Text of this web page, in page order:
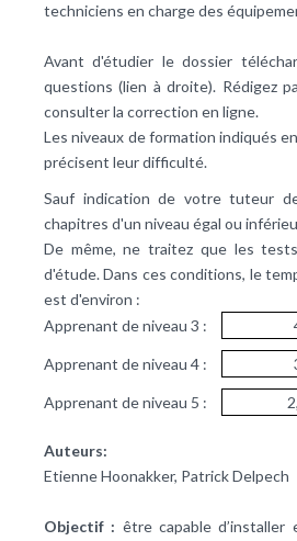
techniciens en charge des
Avant d'étudier le dossier
questions (lien à droite). Rédigez
consulter la correction en ligne.
Les niveaux de formation indiqués
précisent leur difficulté.
Sauf indication de votre tuteur
chapitres d'un niveau égal ou
De même, ne traitez que les
d'étude. Dans ces conditions, le
est d'environ :
Apprenant de niveau 3 :
Apprenant de niveau 4 :
Apprenant de niveau 5 :
Auteurs:
Etienne Hoonakker, Patrick Delpech
Objectif : être capable